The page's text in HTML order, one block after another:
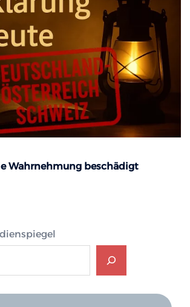
Wahrnehmung beschädigt